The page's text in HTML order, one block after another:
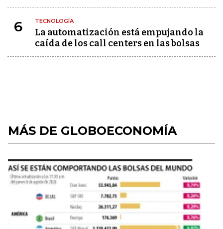
6 TECNOLOGÍA
La automatización está empujando la
caída de los call centers en las bolsas
MÁS DE GLOBOECONOMÍA